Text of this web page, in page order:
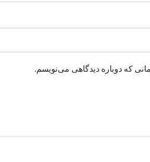
که دوباره دیدگاهی می‌نویسم.